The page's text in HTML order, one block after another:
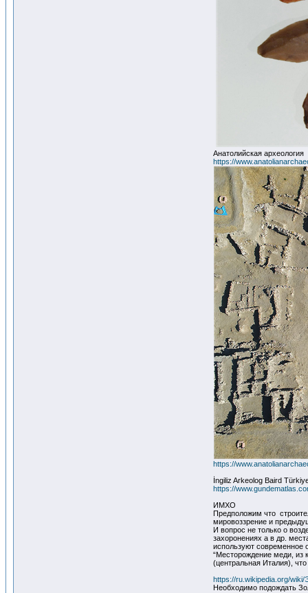
Анатолийская археология
https://
https://
İngiliz Arkeolog Baird
https://
ИМХО
Предположим что
мировоззрение и
И вопрос не только о
захоронениях а в др.
используют современное
“Месторождение меди, из
(центральная Италия),
https://ru.wikipedia.org/wiki/
Необходимо подождать